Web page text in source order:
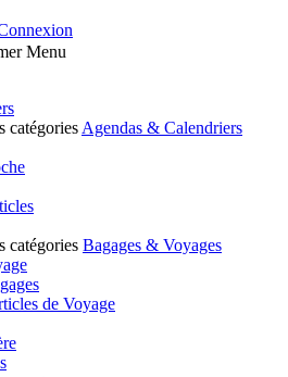
Menu
catégories Agendas & Calendriers
catégories Bagages & Voyages
de Voyage